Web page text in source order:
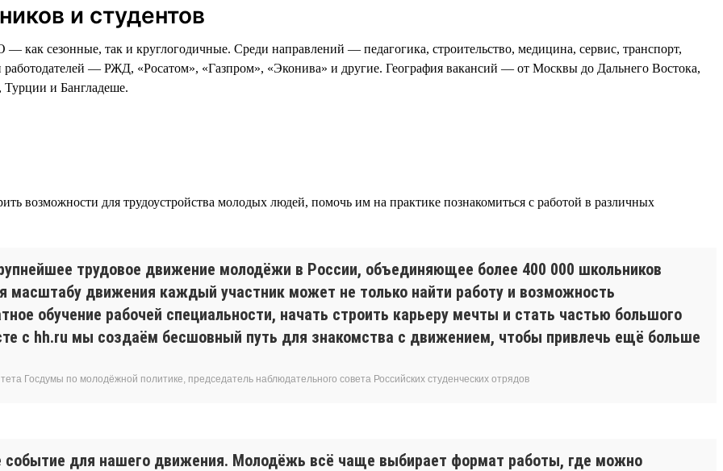
и студентов
как сезонные, так и круглогодичные. Среди направлений — педагогика, строительство, медицина, сервис, транспорт,
работодателей — РЖД, «Росатом», «Газпром», «Эконива» и другие. География вакансий — от Москвы до Дальнего Востока,
и Бангладеше.
для трудоустройства молодых людей, помочь им на практике познакомиться с работой в различных
трудовое движение молодёжи в России, объединяющее более 400 000 школьников
масштабу движения каждый участник может не только найти работу и возможность
обучение рабочей специальности, начать строить карьеру мечты и стать частью большого
с hh.ru мы создаём бесшовный путь для знакомства с движением, чтобы привлечь ещё больше
Госдумы по молодёжной политике, председатель наблюдательного совета Российских студенческих отрядов
событие для нашего движения. Молодёжь всё чаще выбирает формат работы, где можно